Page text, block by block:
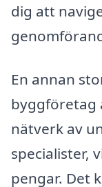
dig att
En annan
byggföretag
nätverk av
specialister,
pengar. Det